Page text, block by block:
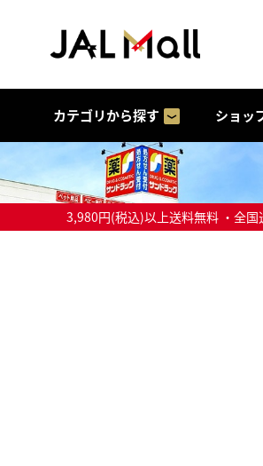
カテゴリから探す ショッ
3,980円(税込)以上送料無料 ・全